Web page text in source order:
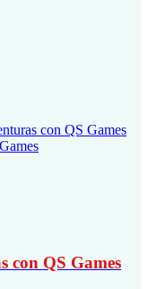
con QS Games